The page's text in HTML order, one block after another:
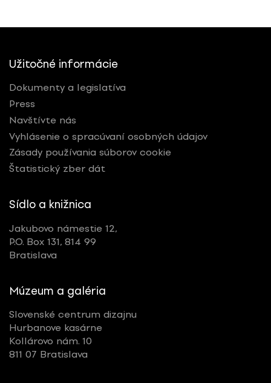
Užitočné informácie
Dokumenty a legislatíva
Press
Navštívte nás
Vyhlásenie o spracúvaní osobných údajov
Zásady používania súborov cookie
Štatistický zber dát
Sídlo a knižnica
Jakubovo námestie 12,
P.O. Box 131, 814 99
Bratislava
Múzeum a galéria
Slovenské centrum dizajnu
Hurbanove kasárne
Kollárovo nám. 10
811 07 Bratislava